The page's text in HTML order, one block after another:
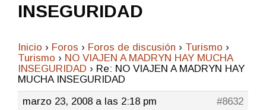
INSEGURIDAD
Inicio › Foros › Foros de discusión › Turismo ›
Turismo › NO VIAJEN A MADRYN HAY MUCHA
INSEGURIDAD › Re: NO VIAJEN A MADRYN HAY
MUCHA INSEGURIDAD
marzo 23, 2008 a las 2:18 pm
#8632